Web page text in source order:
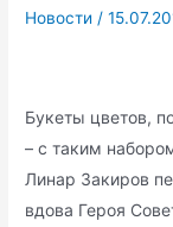
Новости /
Букеты цветов,
– с таким
Линар Закиров
вдова Героя